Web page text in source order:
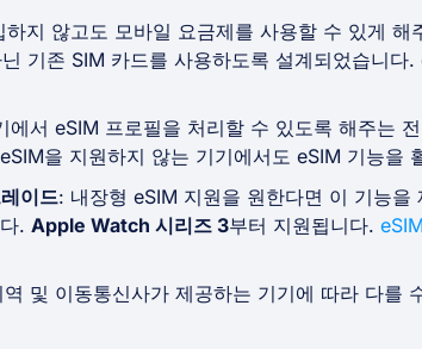
지 않고도 모바일 요금제를 사용할 수 있게
기존 SIM 카드를 사용하도록 설계되었습니다
에서 eSIM 프로필을 처리할 수 있도록 해주는
을 지원하지 않는 기기에서도 eSIM 기능을
이드: 내장형 eSIM 지원을 원한다면 이 기능
다.Apple Watch 시리즈 3부터 지원됩니다.
및 이동통신사가 제공하는 기기에 따라 다를